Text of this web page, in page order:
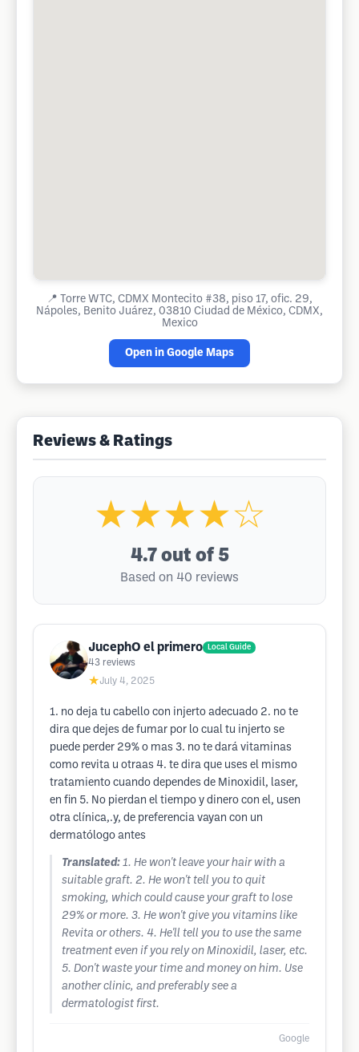
📍
Torre WTC, CDMX Montecito #38, piso 17, ofic. 29,
Nápoles, Benito Juárez, 03810 Ciudad de México, CDMX,
Mexico
Open in Google Maps
Reviews & Ratings
★★★★☆
4.7 out of 5
Based on 40 reviews
JucephO el primero Local Guide
43 reviews
★July 4, 2025
1. no deja tu cabello con injerto adecuado 2. no te
dira que dejes de fumar por lo cual tu injerto se
puede perder 29% o mas 3. no te dará vitaminas
como revita u otraas 4. te dira que uses el mismo
tratamiento cuando dependes de Minoxidil, laser,
en fin 5. No pierdan el tiempo y dinero con el, usen
otra clínica,.y, de preferencia vayan con un
dermatólogo antes
Translated: 1. He won't leave your hair with a
suitable graft. 2. He won't tell you to quit
smoking, which could cause your graft to lose
29% or more. 3. He won't give you vitamins like
Revita or others. 4. He'll tell you to use the same
treatment even if you rely on Minoxidil, laser, etc.
5. Don't waste your time and money on him. Use
another clinic, and preferably see a
dermatologist first.
Google